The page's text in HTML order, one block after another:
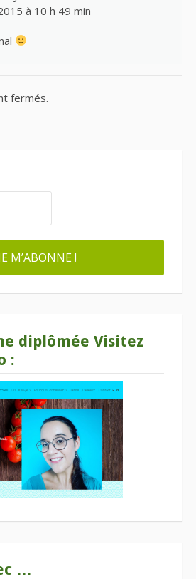
à 10 h 49 min
fermés.
diplômée Visitez
:
…